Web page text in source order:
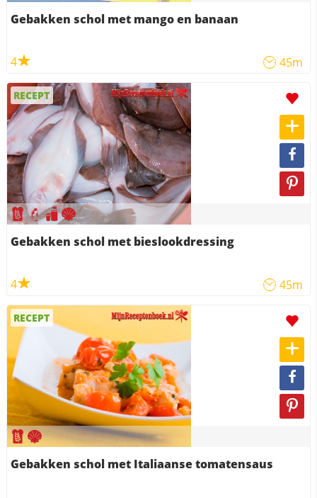
Gebakken schol met mango en banaan
4 45m
RECEPT
Gebakken schol met bieslookdressing
4 45m
RECEPT
Gebakken schol met Italiaanse tomatensaus